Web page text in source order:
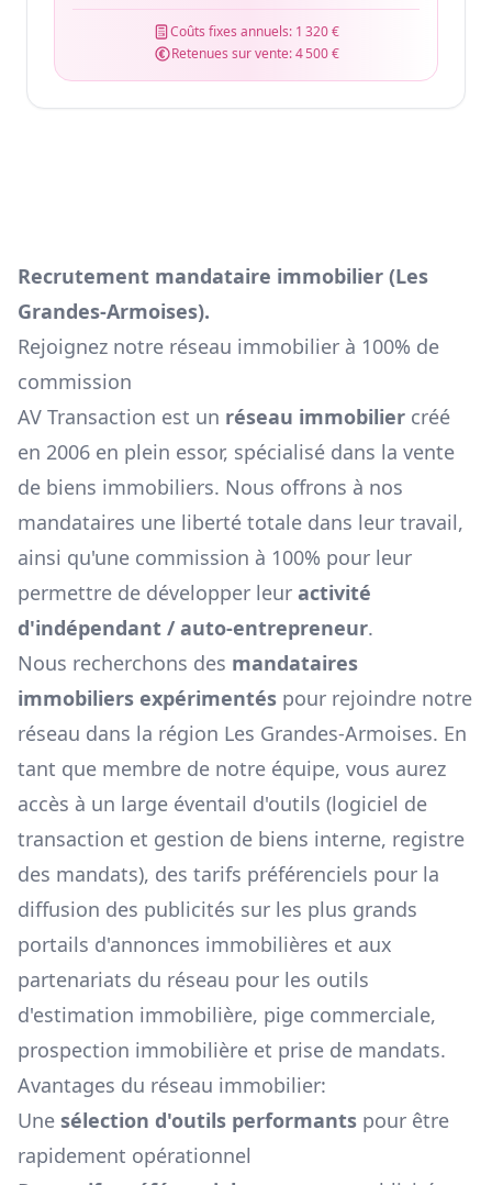
Coûts fixes annuels: 1 320 €
Retenues sur vente:4 500 €
Recrutement mandataire immobilier (Les
Grandes-Armoises).
Rejoignez notre réseau immobilier à 100% de
commission
AV Transaction est un réseau immobilier créé
en 2006 en plein essor, spécialisé dans la vente
de biens immobiliers. Nous offrons à nos
mandataires une liberté totale dans leur travail,
ainsi qu'une commission à 100% pour leur
permettre de développer leur activité
d'indépendant / auto-entrepreneur.
Nous recherchons des mandataires
immobiliers expérimentés pour rejoindre notre
réseau dans la région Les Grandes-Armoises. En
tant que membre de notre équipe, vous aurez
accès à un large éventail d'outils (logiciel de
transaction et gestion de biens interne, registre
des mandats), des tarifs préférenciels pour la
diffusion des publicités sur les plus grands
portails d'annonces immobilières et aux
partenariats du réseau pour les outils
d'estimation immobilière, pige commerciale,
prospection immobilière et prise de mandats.
Avantages du réseau immobilier:
Une sélection d'outils performants pour être
rapidement opérationnel